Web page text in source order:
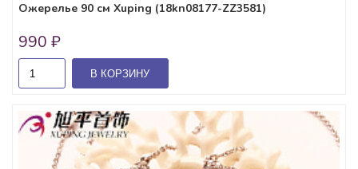
Ожерелье 90 см Xuping (18kn08177-ZZ3581)
990 ₽
В КОРЗИНУ